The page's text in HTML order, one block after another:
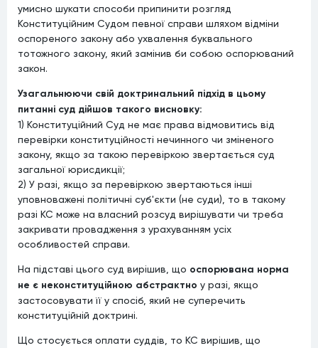
умисно шукати способи припинити розгляд
Конституційним Судом певної справи шляхом відміни
оспореного закону або ухвалення буквального
тотожного закону, який замінив би собою оспорюваний
закон.
Узагальнюючи свій доктринальний підхід в цьому
питанні суд дійшов такого висновку:
1) Конституційний Суд не має права відмовитись від
перевірки конституційності нечинного чи зміненого
закону, якщо за такою перевіркою звертається суд
загальної юрисдикції;
2) У разі, якщо за перевіркою звертаються інші
уповноважені політичні суб'єкти (не суди), то в такому
разі КС може на власний розсуд вирішувати чи треба
закривати провадження з урахуванням усіх
особливостей справи.
На підставі цього суд вирішив, що оспорювана норма
не є неконституційною абстрактно у разі, якщо
застосовувати її у спосіб, який не суперечить
конституційній доктрині.
Що стосується оплати суддів, то КС вирішив, що